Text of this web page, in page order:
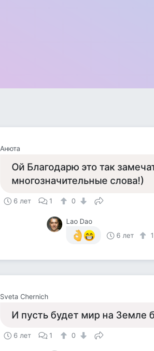
Анюта
Ой Благодарю это так
многозначительные слова!)
6 лет 1 0
Lao Dao
6 лет
1
Sveta Chernich
И пусть будет мир на Земле
6 лет 1 0